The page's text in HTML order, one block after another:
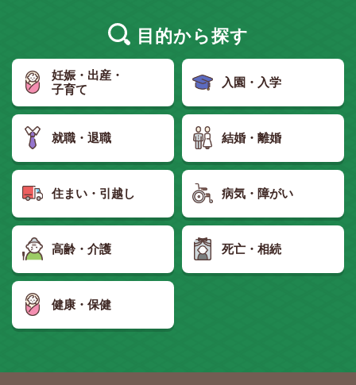
目的から探す
妊娠・出産・
子育て
入園・入学
就職・退職 結婚・離婚
住まい・引越し 病気・障がい
高齢・介護 死亡・相続
健康・保健